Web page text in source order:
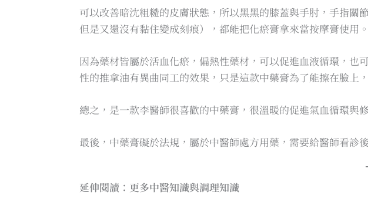
可以改善暗沈粗糙的皮膚狀態，所以黑黑的膝蓋與手肘，手指關
但是又還沒有黏住變成刻痕），都能把化瘀膏拿來當按摩膏使用。
因為藥材皆屬於活血化瘀，偏熱性藥材，可以促進血液循環，
性的推拿油有異曲同工的效果，只是這款中藥膏為了能擦在臉上
總之，是一款李醫師很喜歡的中藥膏，很溫暖的促進氣血循環與
最後，中藥膏礙於法規，屬於中醫師處方用藥，需要給醫師看診
延伸閱讀：更多中醫知識與調理知識